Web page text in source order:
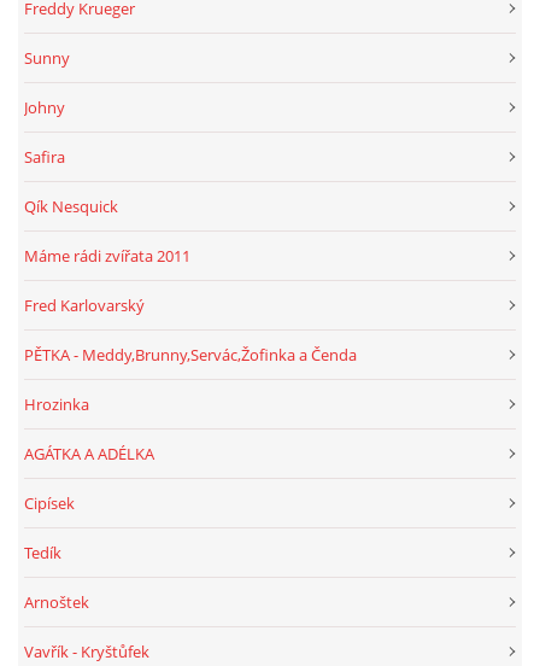
Freddy Krueger
Sunny
Johny
Safira
Qík Nesquick
Máme rádi zvířata 2011
Fred Karlovarský
PĚTKA - Meddy,Brunny,Servác,Žofinka a Čenda
Hrozinka
AGÁTKA A ADÉLKA
Cipísek
Tedík
Arnoštek
Vavřík - Kryštůfek